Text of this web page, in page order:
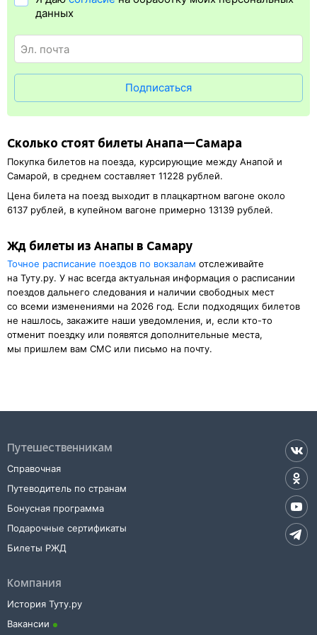
составляют поезда
в электронном ж/д билете. А в случае отсутствия электронной
регистрации еще и распечатка посадочного купона.
данных
Подписаться
Сколько стоят билеты Анапа—Самара
Покупка билетов на поезда, курсирующие между Анапой и
Самарой, в среднем составляет 11228 рублей.
Цена билета на поезд выходит в плацкартном вагоне около
6137 рублей, в купейном вагоне примерно 13139 рублей.
Жд билеты из Анапы в Самару
Точное расписание поездов по вокзалам отслеживайте
на Туту.ру. У нас всегда актуальная информация о расписании
поездов дальнего следования и наличии свободных мест
со всеми изменениями на 2026 год. Если подходящих билетов
не нашлось, закажите наши уведомления, и, если кто-то
отменит поездку или появятся дополнительные места,
мы пришлем вам СМС или письмо на почту.
Путешественникам
Справочная
Путеводитель по странам
Бонусная программа
Подарочные сертификаты
Билеты РЖД
Компания
История Туту.ру
Вакансии